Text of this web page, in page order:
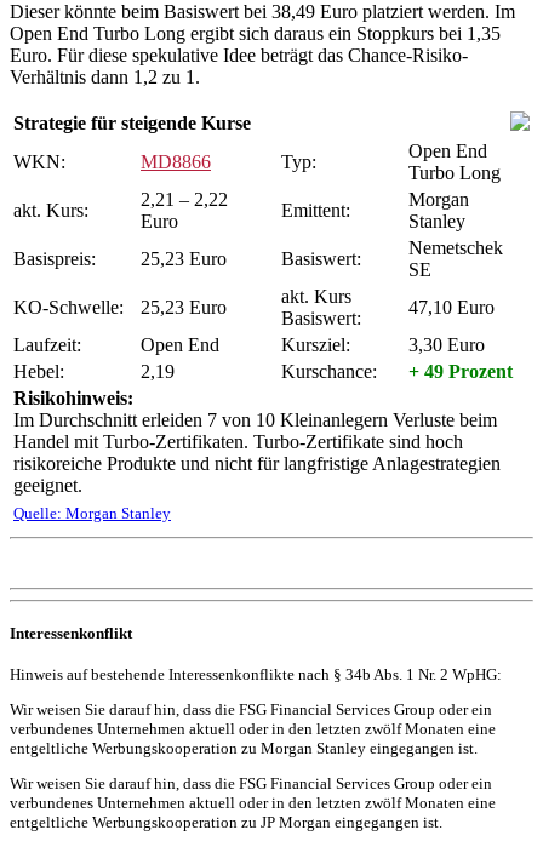
Dieser könnte beim Basiswert bei 38,49 Euro platziert werden. Im
Open End Turbo Long ergibt sich daraus ein Stoppkurs bei 1,35
Euro. Für diese spekulative Idee beträgt das Chance-Risiko-
Verhältnis dann 1,2 zu 1.
Strategie für steigende Kurse
WKN:
MD8866 Typ:
Open End
Turbo Long
akt. Kurs:
2,21 – 2,22
Euro
Emittent:
Morgan
Stanley
Basispreis:
25,23 Euro Basiswert:
Nemetschek
SE
KO-Schwelle:
25,23 Euro
akt. Kurs
Basiswert:
47,10 Euro
Laufzeit:
Open End Kursziel:
3,30 Euro
Hebel:
2,19 Kurschance:
+ 49 Prozent
Risikohinweis:
Im Durchschnitt erleiden 7 von 10 Kleinanlegern Verluste beim
Handel mit Turbo-Zertifikaten. Turbo-Zertifikate sind hoch
risikoreiche Produkte und nicht für langfristige Anlagestrategien
geeignet.
Quelle: Morgan Stanley
Interessenkonflikt
Hinweis auf bestehende Interessenkonflikte nach § 34b Abs. 1 Nr. 2 WpHG:
Wir weisen Sie darauf hin, dass die FSG Financial Services Group oder ein
verbundenes Unternehmen aktuell oder in den letzten zwölf Monaten eine
entgeltliche Werbungskooperation zu Morgan Stanley eingegangen ist.
Wir weisen Sie darauf hin, dass die FSG Financial Services Group oder ein
verbundenes Unternehmen aktuell oder in den letzten zwölf Monaten eine
entgeltliche Werbungskooperation zu JP Morgan eingegangen ist.